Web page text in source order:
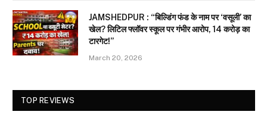
JAMSHEDPUR : “बिल्डिंग फंड के नाम पर ‘वसूली’ का
खेल? लिटिल फ्लॉवर स्कूल पर गंभीर आरोप, 14 करोड़ का
टारगेट!”
March 20, 2026
TOP REVIEWS